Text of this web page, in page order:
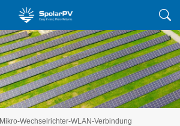
Mikro-Wechselrichter-WLAN-Verbindung